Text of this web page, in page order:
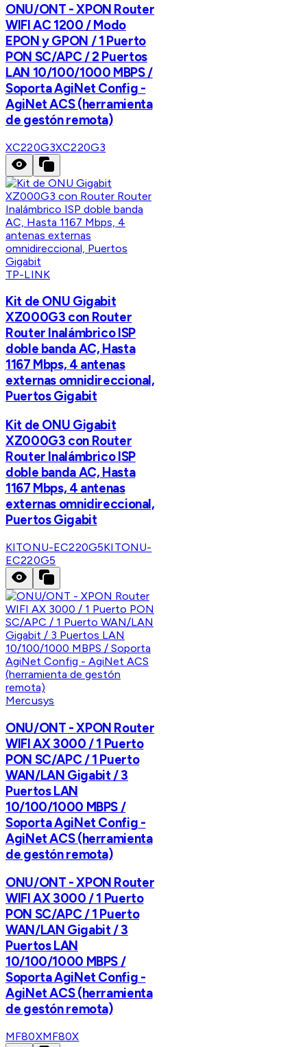
ONU/ONT - XPON Router
WIFI AC 1200 / Modo
EPON y GPON / 1 Puerto
PON SC/APC / 2 Puertos
LAN 10/100/1000 MBPS /
Soporta AgiNet Config -
AgiNet ACS (herramienta
de gestón remota)
XC220G3XC220G3
TP-LINK
Kit de ONU Gigabit
XZ000G3 con Router
Router Inalámbrico ISP
doble banda AC, Hasta
1167 Mbps, 4 antenas
externas omnidireccional,
Puertos Gigabit
Kit de ONU Gigabit
XZ000G3 con Router
Router Inalámbrico ISP
doble banda AC, Hasta
1167 Mbps, 4 antenas
externas omnidireccional,
Puertos Gigabit
KITONU-EC220G5KITONU-
EC220G5
Mercusys
ONU/ONT - XPON Router
WIFI AX 3000 / 1 Puerto
PON SC/APC / 1 Puerto
WAN/LAN Gigabit / 3
Puertos LAN
10/100/1000 MBPS /
Soporta AgiNet Config -
AgiNet ACS (herramienta
de gestón remota)
ONU/ONT - XPON Router
WIFI AX 3000 / 1 Puerto
PON SC/APC / 1 Puerto
WAN/LAN Gigabit / 3
Puertos LAN
10/100/1000 MBPS /
Soporta AgiNet Config -
AgiNet ACS (herramienta
de gestón remota)
MF80XMF80X